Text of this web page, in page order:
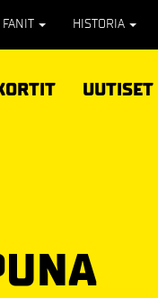
FANIT HISTORIA
UUTISET